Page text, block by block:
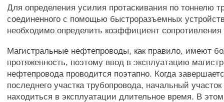
Для определения усилия протаскивания по тоннелю
соединенного с помощью быстроразъемных
необходимо определить коэффициент
Магистральные нефтепроводы, как правило, имеют
протяженность, поэтому ввод в эксплуатацию
нефтепровода проводится поэтапно. Когда
последнего участка трубопровода, начальный
находиться в эксплуатации длительное время. В